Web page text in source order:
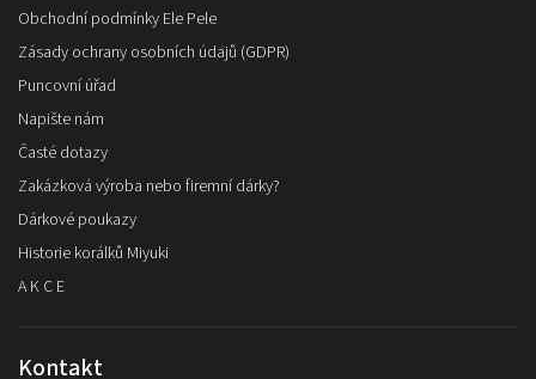
Obchodní podmínky Ele Pele
Zásady ochrany osobních údajů (GDPR)
Puncovní úřad
Napište nám
Časté dotazy
Zakázková výroba nebo firemní dárky?
Dárkové poukazy
Historie korálků Miyuki
A K C E
Kontakt